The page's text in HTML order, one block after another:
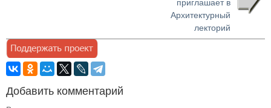
приглашает в
Архитектурный
лекторий
Добавить комментарий